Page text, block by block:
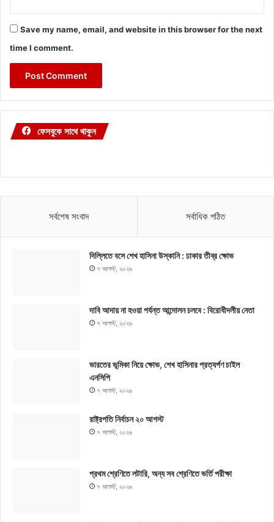
Save my name, email, and website in this browser for the next
time I comment.
ফেসবুকে সাথে থাকুন
সর্বশেষ সংবাদ সর্বাধিক পঠিত
দিল্লিতে বসে শেখ হাসিনা উস্কানি : ঢাকার তীব্র ক্ষোভ
৭ আগস্ট, ২০২৬
দাবি আদায় না হওয়া পর্যন্ত আন্দোলন চলবে : বিরোধীদলীয় নেতা
৭ আগস্ট, ২০২৬
ভারতের ভূমিকা নিয়ে ক্ষোভ, শেখ হাসিনার প্রত্যর্পণ চাইল
এনসিপি
৭ আগস্ট, ২০২৬
রাষ্ট্রপতি নির্বাচন ২০ আগস্ট
৭ আগস্ট, ২০২৬
প্রথম শ্রেণিতে লটারি, অন্য সব শ্রেণিতে ভর্তি পরীক্ষা
৭ আগস্ট, ২০২৬